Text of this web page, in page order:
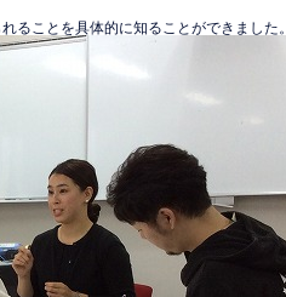
ることを具体的に知ることができました。